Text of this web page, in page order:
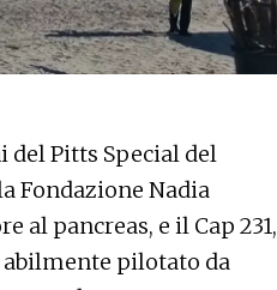
del Pitts Special del
Fondazione Nadia
al pancreas, e il Cap 231,
pilotato da